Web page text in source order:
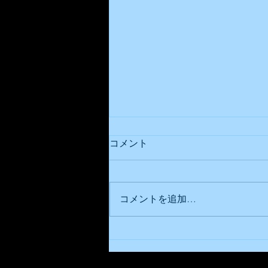
🍚🍚🍚おかわり再開🍚🍚🍚
新米🌾が採れるまでの在庫量を
おかわりを再開いたします ＃ぶ
どう亭＃グリル欧風軒＃グリルら
コメント
コメントを追加…